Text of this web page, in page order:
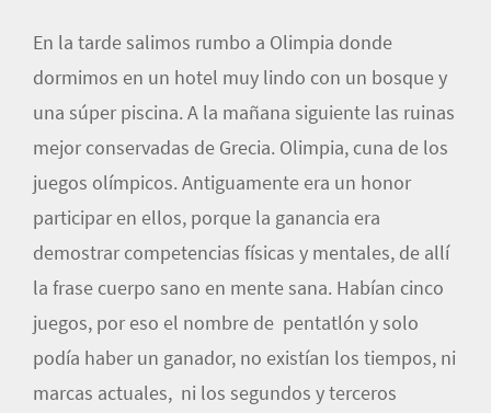
En la tarde salimos rumbo a Olimpia donde
dormimos en un hotel muy lindo con un bosque y
una súper piscina. A la mañana siguiente las ruinas
mejor conservadas de Grecia. Olimpia, cuna de los
juegos olímpicos. Antiguamente era un honor
participar en ellos, porque la ganancia era
demostrar competencias físicas y mentales, de allí
la frase cuerpo sano en mente sana. Habían cinco
juegos, por eso el nombre de pentatlón y solo
podía haber un ganador, no existían los tiempos, ni
marcas actuales, ni los segundos y terceros